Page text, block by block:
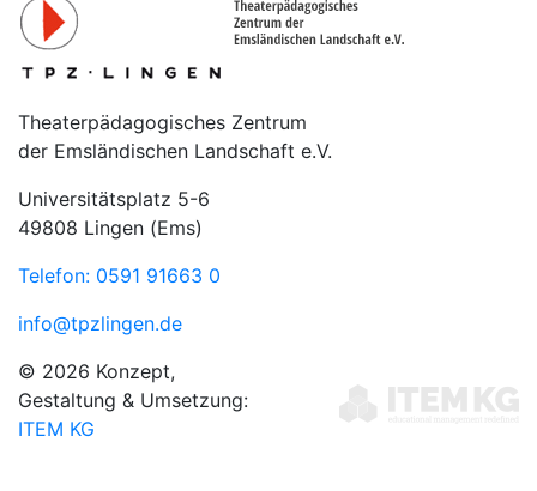
Theaterpädagogisches Zentrum
der Emsländischen Landschaft e.V.
Universitätsplatz 5-6
49808 Lingen (Ems)
Telefon: 0591 91663 0
info@tpzlingen.de
© 2026 Konzept,
Gestaltung & Umsetzung:
ITEM KG